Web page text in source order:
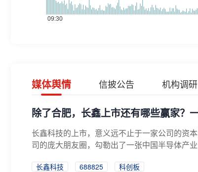
媒体舆情 信披公告 机构调研
除了合肥，长鑫上市还有哪些赢家？
长鑫科技的上市，意义远不止于一家公司的资
司的庞大朋友圈，勾勒出了一张中国半导体产
长鑫科技 688825
科创板